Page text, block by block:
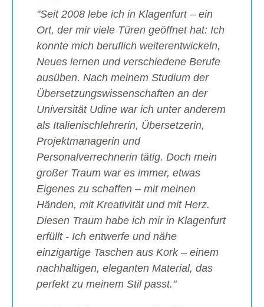
"Seit 2008 lebe ich in Klagenfurt – ein
Ort, der mir viele Türen geöffnet hat: Ich
konnte mich beruflich weiterentwickeln,
Neues lernen und verschiedene Berufe
ausüben. Nach meinem Studium der
Übersetzungswissenschaften an der
Universität Udine war ich unter anderem
als Italienischlehrerin, Übersetzerin,
Projektmanagerin und
Personalverrechnerin tätig. Doch mein
großer Traum war es immer, etwas
Eigenes zu schaffen – mit meinen
Händen, mit Kreativität und mit Herz.
Diesen Traum habe ich mir in Klagenfurt
erfüllt - Ich entwerfe und nähe
einzigartige Taschen aus Kork – einem
nachhaltigen, eleganten Material, das
perfekt zu meinem Stil passt."